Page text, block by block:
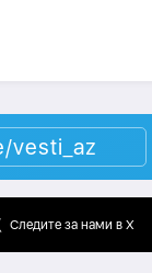
vesti_az
Следите за нами в X